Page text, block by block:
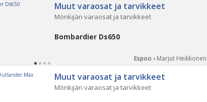
Muut varaosat ja tarvikkeet
Mönkijän varaosat ja tarvikkeet
Bombardier Ds650
Espoo › Marjut Heikkonen
Muut varaosat ja tarvikkeet
Mönkijän varaosat ja tarvikkeet